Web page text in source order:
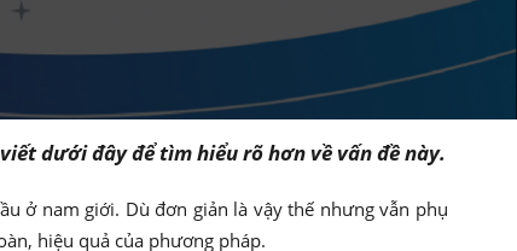
dưới đây để tìm hiểu rõ hơn về vấn đề này.
ở nam giới. Dù đơn giản là vậy thế nhưng vẫn phụ
hiệu quả của phương pháp.